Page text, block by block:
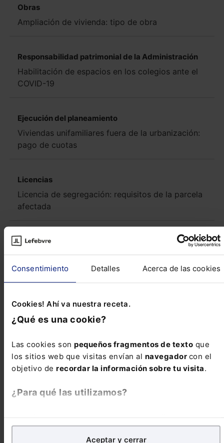
Consentimiento Detalles Acerca de las cookies
Cookies! Ahí va nuestra receta.
¿Qué es una cookie?
Las cookies son pequeños fragmentos de texto que
los sitios web que visitas envían al navegador con el
objetivo de recordar la información sobre tu visita.
¿Para qué las utilizamos?
analíticospara tratar demejorar tu experienciaen
Aceptar y cerrar
Obras
Ampliación de vivienda: tipo de obra
Responsabilidad patrimonial de la Administración
Habilitación de espacios en los colegios ante el
COVID-19
Ejecución del planeamiento
Viviendas unifamiliares fuera de la urbanización:
pago de cuotas
Licencias
Licencia de segregación: requisitos de la parcela
afectada
Novedades Legislativas
NORMATIVA AUTONÓMICA BALEARES
Decreto Legislativo 1/2020, de 28 de agosto,
Ley de evaluación ambiental de las Illes
Balears -EDL 2020/26359- ...
Reseñas de jurisprudencia
Contencioso-administrativo
Contencioso-administrativo